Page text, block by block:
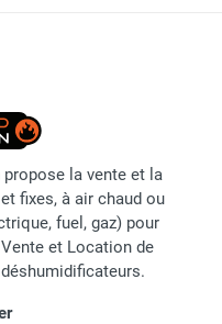
propose la vente et la
fixes, à air chaud ou
fuel, gaz) pour
et Location de